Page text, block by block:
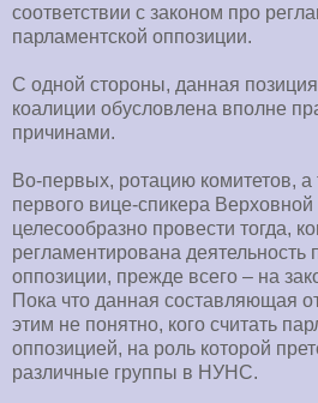
соответствии с законом про
парламентской оппозиции.
С одной стороны, данная
коалиции обусловлена вполне
причинами.
Во-первых, ротацию комитетов, а
первого вице-спикера
целесообразно провести тогда,
регламентирована деятельность
оппозиции, прежде всего – на
Пока что данная составляющая
этим не понятно, кого считать
оппозицией, на роль которой
различные группы в НУНС.